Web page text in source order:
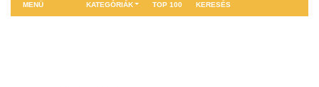
MENÜ KATEGÓRIÁK TOP 100 KERESÉS